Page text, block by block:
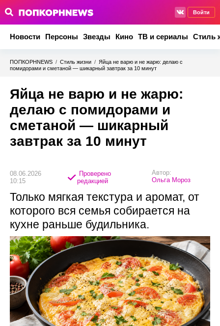
Войти
Новости Персоны Звезды Кино ТВ и сериалы Стиль
ПОПКОРНNEWS / Стиль жизни / Яйца не варю и не жарю: делаю с
помидорами и сметаной — шикарный завтрак за 10 минут
Яйца не варю и не жарю:
делаю с помидорами и
сметаной — шикарный
завтрак за 10 минут
08.06.2026
10:15
Проверено
редакцией
Автор:
Ольга Мороз
Только мягкая текстура и аромат, от
которого вся семья собирается на
кухне раньше будильника.